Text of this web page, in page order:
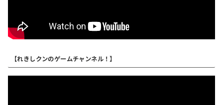
【れきしクンのゲームチャンネル！】